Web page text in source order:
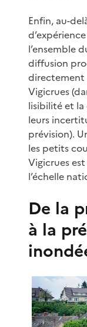
Enfin, au-
l’ensemble
diffusion
directement
Vigicrues
lisibilité et la
leurs
prévision).
les petits
Vigicrues
l’échelle
De la
à la